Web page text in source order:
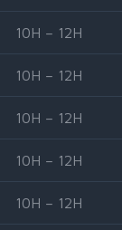
10H – 12H
10H – 12H
10H – 12H
10H – 12H
10H – 12H